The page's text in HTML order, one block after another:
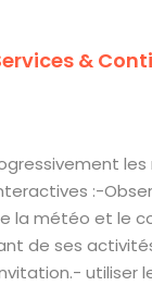
&
:-
la météo et le
de ses
utiliser